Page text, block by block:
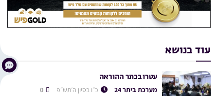
עוד בנושא
עטרו בכתר ההוראה
מערכת ביתר 24 כ״ו בסיון ה׳תש״פ